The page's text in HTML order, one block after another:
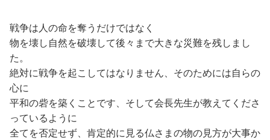
戦争は人の命を奪うだけではなく
物を壊し自然を破壊して後々まで大きな災難を残しまし
た。
絶対に戦争を起こしてはなりません、そのためには自らの
心に
平和の砦を築くことです、そして会長先生が教えてくださ
っているように
全てを否定せず、肯定的に見る仏さまの物の見方が大事か